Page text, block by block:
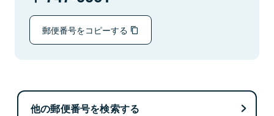
郵便番号をコピーする
他の郵便番号を検索する